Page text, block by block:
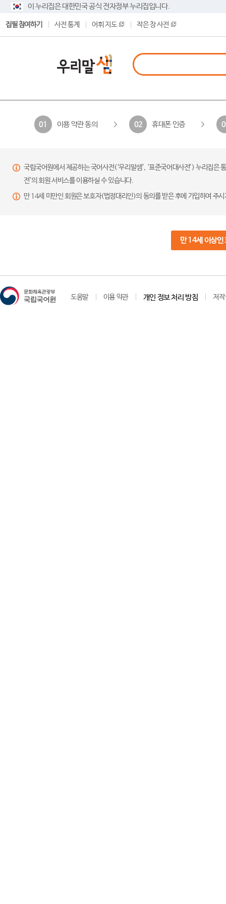
이 누리집은 대한민국 공식 전자정부 누리집입니다.
집필 참여하기 사전 통계 어휘 지도 작은 창 사전
01 이용 약관 동의 02 휴대폰 인증
국립국어원에서 제공하는 국어사전(‘우리말샘’, ‘표준국어대사전’) 누리집
전’의 회원 서비스를 이용하실 수 있습니다.
만 14세 미만인 회원은 보호자(법정대리인)의 동의를 받은 후에 가입하여 주
만 14세 이상인
도움말 이용 약관 개인 정보 처리 방침 저